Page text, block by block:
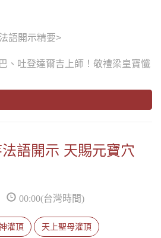
語開示精要>
、吐登達爾吉上師！敬禮梁皇寶懺
語開示 天賜元寶穴
00:00(台灣時間)
灌頂 天上聖母灌頂